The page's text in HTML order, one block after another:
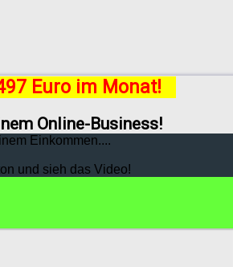
Euro im Monat!
Online-Business!
Einkommen....
und sieh das Video!